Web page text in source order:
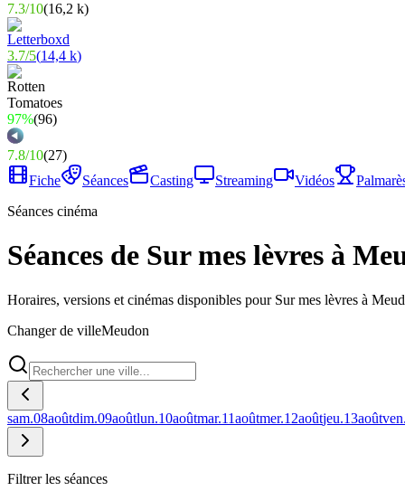
7.3/10(16,2 k)
3.7/5(14,4 k)
97%(96)
7.8/10(27)
Fiche
Séances Casting Streaming Vidéos
Séances cinéma
Séances de Sur mes lèvres à
Horaires, versions et cinémas disponibles pour Sur mes lèvres à
Changer de villeMeudon
sam.08aoûtdim.09aoûtlun.10aoûtmar.11aoûtmer.12aoûtjeu.13aoûtven.
Filtrer les séances